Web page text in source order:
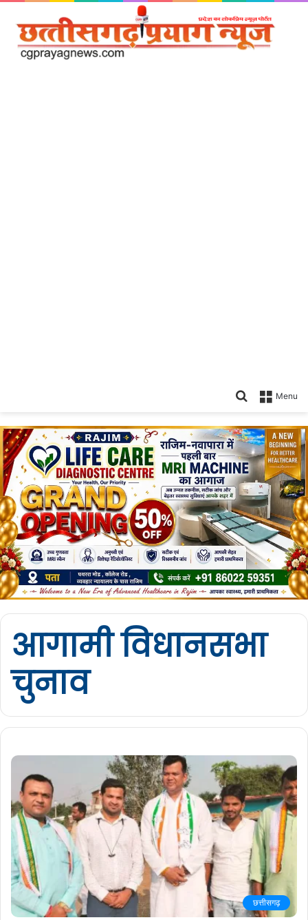
Menu
Search
आगामी विधानसभा
चुनाव
छत्तीसगढ़